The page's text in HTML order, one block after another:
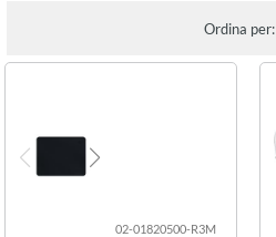
Ordina per:
02-01820500-R3M